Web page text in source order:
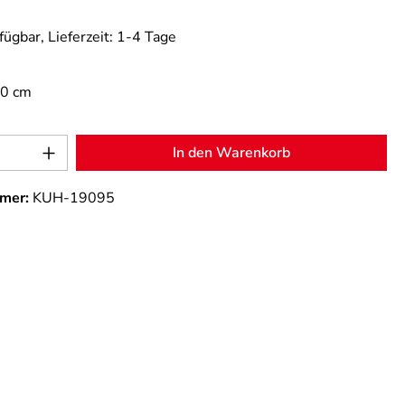
Lieferzeit: 1-4 Tage
cm
Anzahl: Gib den gewünschten Wert ein
In den Warenkorb
KUH-19095